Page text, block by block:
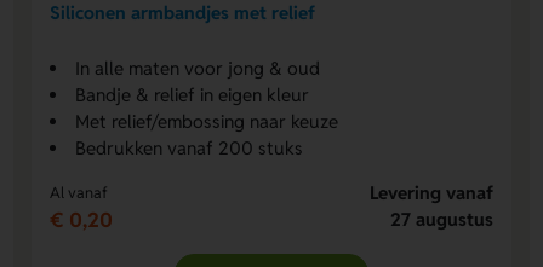
Siliconen armbandjes met relief
In alle maten voor jong & oud
Bandje & relief in eigen kleur
Met relief/embossing naar keuze
Bedrukken vanaf 200 stuks
Al vanaf
€ 0,20
Levering vanaf
27 augustus